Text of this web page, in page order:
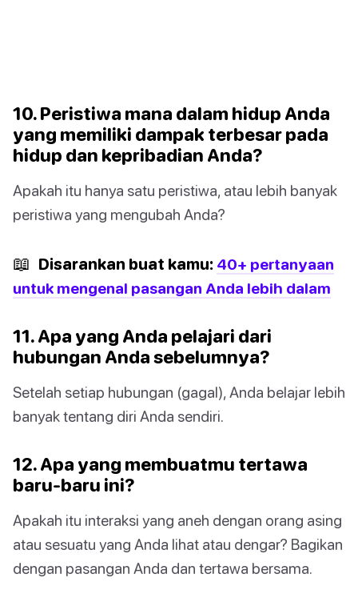
10. Peristiwa mana dalam hidup Anda
yang memiliki dampak terbesar pada
hidup dan kepribadian Anda?
Apakah itu hanya satu peristiwa, atau lebih banyak
peristiwa yang mengubah Anda?
📖 Disarankan buat kamu: 40+ pertanyaan
untuk mengenal pasangan Anda lebih dalam
11. Apa yang Anda pelajari dari
hubungan Anda sebelumnya?
Setelah setiap hubungan (gagal), Anda belajar lebih
banyak tentang diri Anda sendiri.
12. Apa yang membuatmu tertawa
baru-baru ini?
Apakah itu interaksi yang aneh dengan orang asing
atau sesuatu yang Anda lihat atau dengar? Bagikan
dengan pasangan Anda dan tertawa bersama.